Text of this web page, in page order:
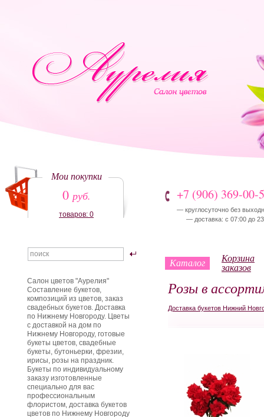
Мои покупки
0 руб.
товаров: 0
+7 (906) 369-00-
— круглосуточно без
— доставка: с 07:00 до
Каталог Корзина
заказов
Розы в
Доставка букетов Нижний
Салон цветов "Аурелия"
Составление букетов,
композиций из цветов, заказ
свадебных букетов. Доставка
по Нижнему Новгороду. Цветы
с доставкой на дом по
Нижнему Новгороду, готовые
букеты цветов, свадебные
букеты, бутоньерки, фрезии,
ирисы, розы на праздник.
Букеты по индивидуальному
заказу изготовленные
специально для вас
профессиональным
флористом, доставка букетов
цветов по Нижнему Новгороду